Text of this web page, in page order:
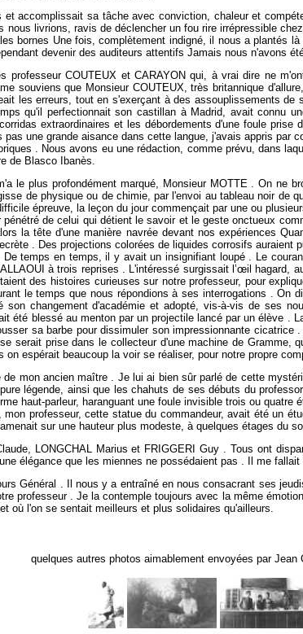
et accomplissait sa tâche avec conviction, chaleur et
livrions, ravis de déclencher un fou rire irrépressible
bornes Une fois, complètement indigné, il nous a plantés
devenir des auditeurs attentifs Jamais nous n'avons
professeur COUTEUX et CARAYON qui, à vrai dire ne
souviens que Monsieur COUTEUX, très britannique
les erreurs, tout en s'exerçant à des assouplissements
qu'il perfectionnait son castillan à Madrid, avait connu
extraordinaires et les débordements d'une foule
une grande aisance dans cette langue, j'avais appris
. Nous avons eu une rédaction, comme prévu, dans
de Blasco Ibanès.
le plus profondément marqué, Monsieur MOTTE . On ne
de physique ou de chimie, par l'envoi au tableau noir de
épreuve, la leçon du jour commençait par une ou
de celui qui détient le savoir et le geste onctueux
la tête d'une manière navrée devant nos expériences
. Des projections colorées de liquides corrosifs
temps en temps, il y avait un insignifiant loupé . Le
à trois reprises . L'intéressé surgissait l’œil
des histoires curieuses sur notre professeur, pour
le temps que nous répondions à ses interrogations .
changement d'académie et adopté, vis-à-vis de ses
blessé au menton par un projectile lancé par un élève .
sa barbe pour dissimuler son impressionnante
serait prise dans le collecteur d'une machine de Gramme,
espérait beaucoup la voir se réaliser, pour notre propre
mon ancien maître . Je lui ai bien sûr parlé de cette
légende, ainsi que les chahuts de ses débuts du
haut-parleur, haranguant une foule invisible trois ou
professeur, cette statue du commandeur, avait été un
sur une hauteur plus modeste, à quelques étages du sol
LONGCHAL Marius et FRIGGERI Guy . Tous ont
élégance que les miennes ne possédaient pas . Il me
Général . Il nous y a entraîné en nous consacrant ses
professeur . Je la contemple toujours avec la même
où l'on se sentait meilleurs et plus solidaires qu'ailleurs.
quelques autres photos aimablement envoyées par Jean